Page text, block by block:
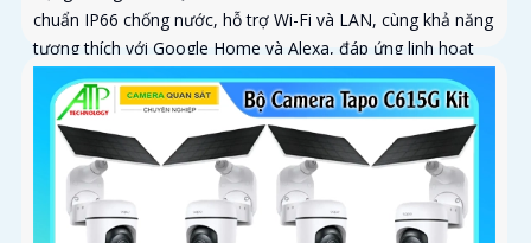
chuẩn IP66 chống nước, hỗ trợ Wi-Fi và LAN, cùng khả năng
tương thích với Google Home và Alexa, đáp ứng linh hoạt
nhiều vị trí lắp đặt